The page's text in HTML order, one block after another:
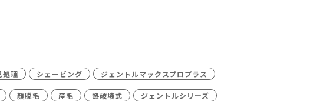
処理 シェービング ジェントルマックスプロプラス
顏脱毛 産毛 熱破壊式 ジェントルシリーズ